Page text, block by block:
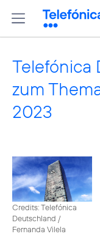
Telefónica
zum
2023
Credits: Telefónica
Deutschland /
Fernanda Vilela